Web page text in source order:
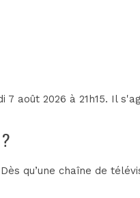
août 2026 à 21h15. Il
qu’une chaîne de